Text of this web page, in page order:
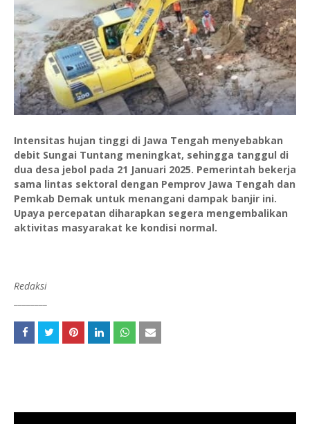
Intensitas hujan tinggi di Jawa Tengah menyebabkan
debit Sungai Tuntang meningkat, sehingga tanggul di
dua desa jebol pada 21 Januari 2025. Pemerintah bekerja
sama lintas sektoral dengan Pemprov Jawa Tengah dan
Pemkab Demak untuk menangani dampak banjir ini.
Upaya percepatan diharapkan segera mengembalikan
aktivitas masyarakat ke kondisi normal.
Redaksi